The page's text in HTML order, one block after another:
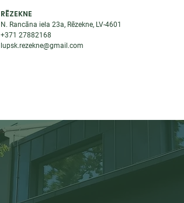
RĒZEKNE
N. Rancāna iela 23a, Rēzekne, LV-4601
+37127882168
lupsk.rezekne@gmail.com